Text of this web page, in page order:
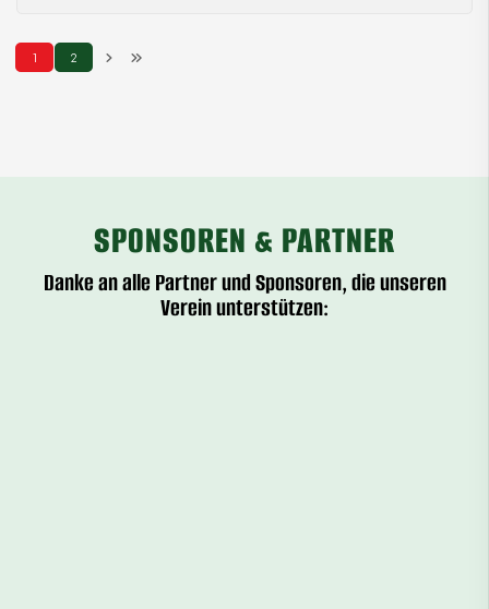
1 2
SPONSOREN & PARTNER
Danke an alle Partner und Sponsoren, die unseren
Verein unterstützen: